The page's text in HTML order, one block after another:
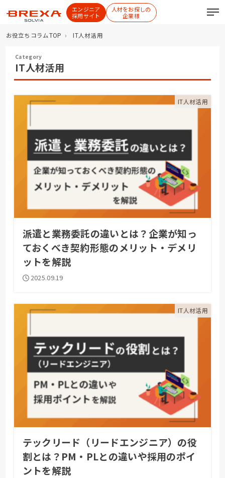
エンジニア
採用サイト
人材をお探しの
企業様
お役立ちコラムTOP IT人材活用
IT人材活用
IT人材活用
派遣と業務委託の違いとは？企業が知っ
ておくべき契約形態のメリット・デメリ
ットを解説
2025.09.19
IT人材活用
テックリード（リードエンジニア）の役
割とは？PM・PLとの違いや採用のポイ
ントを解説